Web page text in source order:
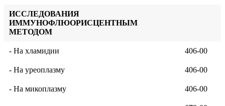
ИССЛЕДОВАНИЯ
ИММУНОФЛЮОРИСЦЕНТНЫМ
МЕТОДОМ
- На хламидии 406-00
- На уреоплазму 406-00
- На микоплазму 406-00